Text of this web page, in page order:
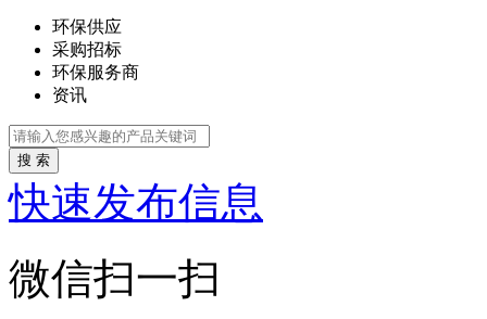
环保供应
采购招标
环保服务商
资讯
搜 索
快速发布信息
微信扫一扫